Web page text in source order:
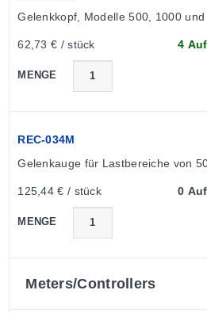
Gelenkkopf, Modelle 500, 1000
62,73 € / stück 4
MENGE
REC-034M
Gelenkauge für Lastbereiche von
125,44 € / stück 0
MENGE
Meters/controllers